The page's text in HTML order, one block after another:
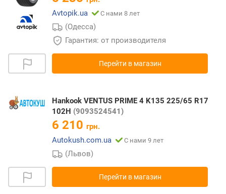
Avtopik.ua
С нами 8 лет
(Одесса)
Гарантия: от производителя
Перейти в магазин
Hankook VENTUS PRIME 4 K135 225/65 R17
102H (9093524541)
6 210 грн.
Autokush.com.ua
С нами 9 лет
(Львов)
Перейти в магазин